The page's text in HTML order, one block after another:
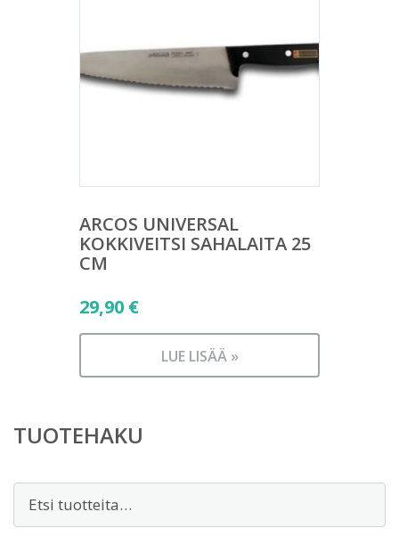
ARCOS UNIVERSAL
KOKKIVEITSI SAHALAITA 25
CM
29,90 €
LUE LISÄÄ »
TUOTEHAKU
Etsi: